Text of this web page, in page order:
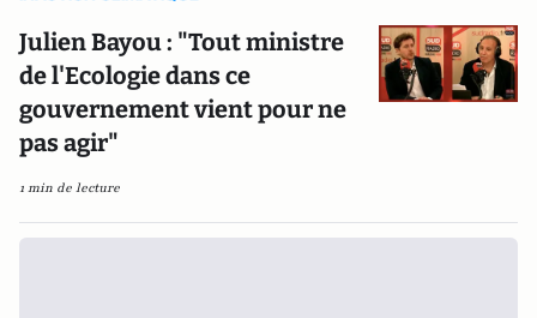
Julien Bayou : "Tout ministre
de l'Ecologie dans ce
gouvernement vient pour ne
pas agir"
1 min de lecture